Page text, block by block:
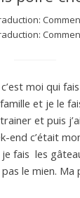
moi qui
et je le
et puis
end c’était
fais les
le mien. Ma